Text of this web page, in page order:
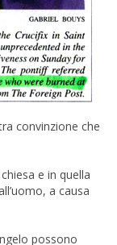
convinzione che
e in quella
a causa
possono